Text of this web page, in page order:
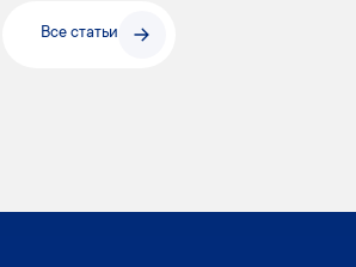
Все статьи